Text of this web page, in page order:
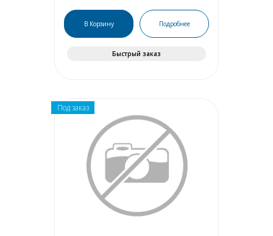
В Корзину Подробнее
Быстрый заказ
Под заказ